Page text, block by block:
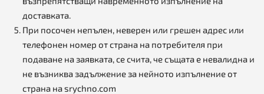
доставката.
При посочен непълен, неверен или грешен адрес или
телефонен номер от страна на потребителя при
подаване на заявката, се счита, че същата е невалидна и
не възниква задължение за нейното изпълнение от
страна на srychno.com